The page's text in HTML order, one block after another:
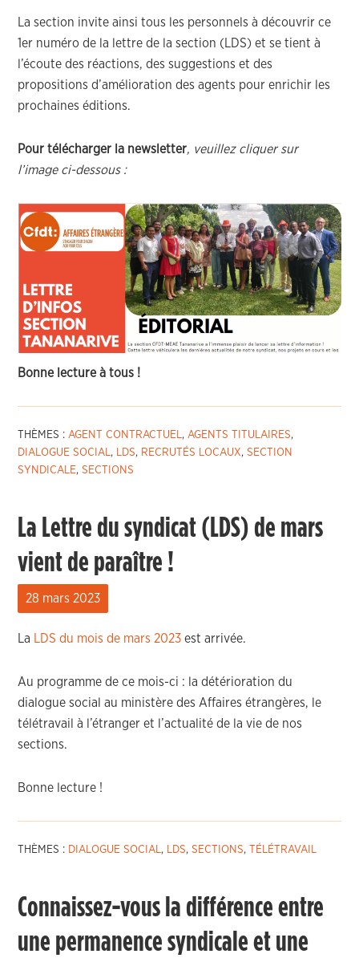
La section invite ainsi tous les personnels à découvrir ce
1er numéro de la lettre de la section (LDS) et se tient à
l’écoute des réactions, des suggestions et des
propositions d’amélioration des agents pour enrichir les
prochaines éditions.
Pour télécharger la newsletter, veuillez cliquer sur
l’image ci-dessous :
Bonne lecture à tous !
THÈMES :AGENT CONTRACTUEL,AGENTS TITULAIRES,
DIALOGUE SOCIAL, LDS, RECRUTÉS LOCAUX,SECTION
SYNDICALE,SECTIONS
La Lettre du syndicat (LDS) de mars
vient de paraître !
28 mars 2023
La LDS du mois de mars 2023est arrivée.
Au programme de ce mois-ci : la détérioration du
dialogue social au ministère des Affaires étrangères, le
télétravail à l’étranger et l’actualité de la vie de nos
sections.
Bonne lecture !
THÈMES : DIALOGUE SOCIAL, LDS,SECTIONS, TÉLÉTRAVAIL
Connaissez-vous la différence entre
une permanence syndicale et une